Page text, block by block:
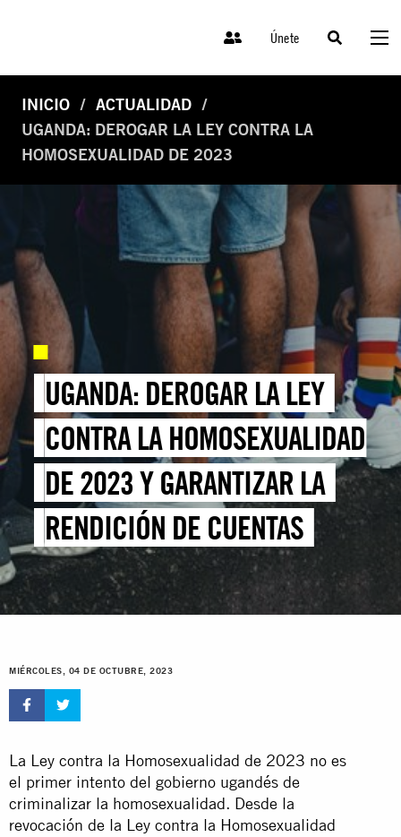
Únete
INICIO
ACTUALIDAD
UGANDA: DEROGAR LA LEY CONTRA LA
HOMOSEXUALIDAD DE 2023
UGANDA: DEROGAR LA LEY
CONTRA LA HOMOSEXUALIDAD
DE 2023 Y GARANTIZAR LA
RENDICIÓN DE CUENTAS
MIÉRCOLES, 04 DE OCTUBRE, 2023
La Ley contra la Homosexualidad de 2023 no es
el primer intento del gobierno ugandés de
criminalizar la homosexualidad. Desde la
revocación de la Ley contra la Homosexualidad